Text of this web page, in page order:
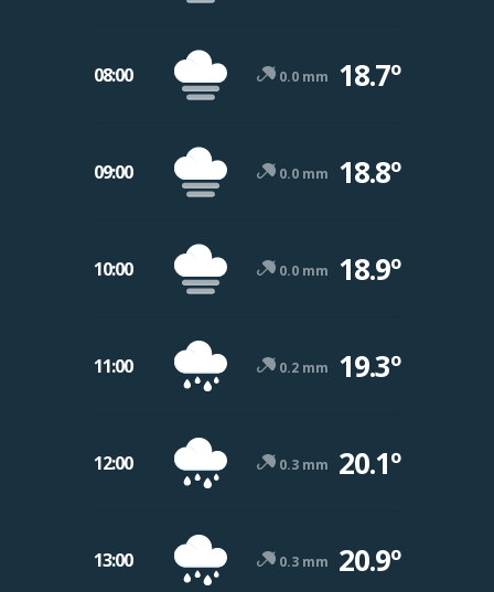
08:00 0.0 mm 18.7º
09:00 0.0 mm 18.8º
10:00 0.0 mm 18.9º
11:00 0.2 mm 19.3º
12:00 0.3 mm 20.1º
13:00 0.3 mm 20.9º